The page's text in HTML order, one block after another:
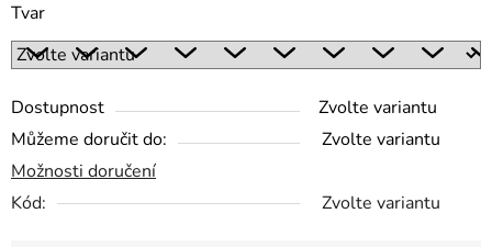
Tvar
Dostupnost
Zvolte variantu
Můžeme doručit do:
Zvolte variantu
Možnosti doručení
Kód:
Zvolte variantu